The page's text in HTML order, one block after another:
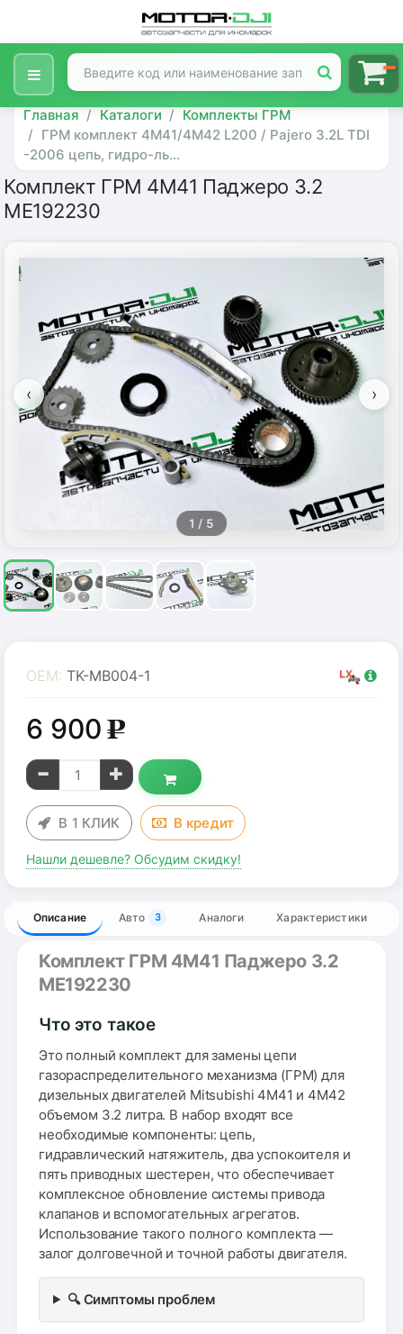
Главная Каталоги
Комплекты ГРМ
ГРМ комплект 4M41/4M42 L200 / Pajero 3.2L TDI
-2006 цепь, гидро-ль...
Комплект ГРМ 4M41 Паджеро 3.2
ME192230
1 / 5
‹ ›
OEM: TK-MB004-1
6 900g
В 1 КЛИК В кредит
Нашли дешевле? Обсудим скидку!
Описание Авто 3 Аналоги Характеристики
Комплект ГРМ 4M41 Паджеро 3.2
ME192230
Что это такое
Это полный комплект для замены цепи
газораспределительного механизма (ГРМ) для
дизельных двигателей Mitsubishi 4M41 и 4M42
объемом 3.2 литра. В набор входят все
необходимые компоненты: цепь,
гидравлический натяжитель, два успокоителя и
пять приводных шестерен, что обеспечивает
комплексное обновление системы привода
клапанов и вспомогательных агрегатов.
Использование такого полного комплекта —
залог долговечной и точной работы двигателя.
🔍 Симптомы проблем